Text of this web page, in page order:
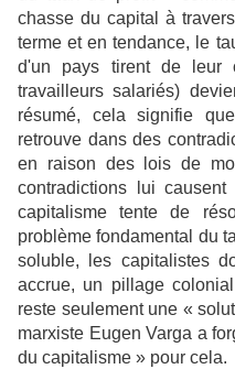
chasse du capital à
terme et en tendance, le
d'un pays tirent de leur
travailleurs salariés)
résumé, cela signifie
retrouve dans des
en raison des lois de
contradictions lui
capitalisme tente de
problème fondamental du
soluble, les capitalistes
accrue, un pillage
reste seulement une «
marxiste Eugen Varga a
du capitalisme » pour cela.